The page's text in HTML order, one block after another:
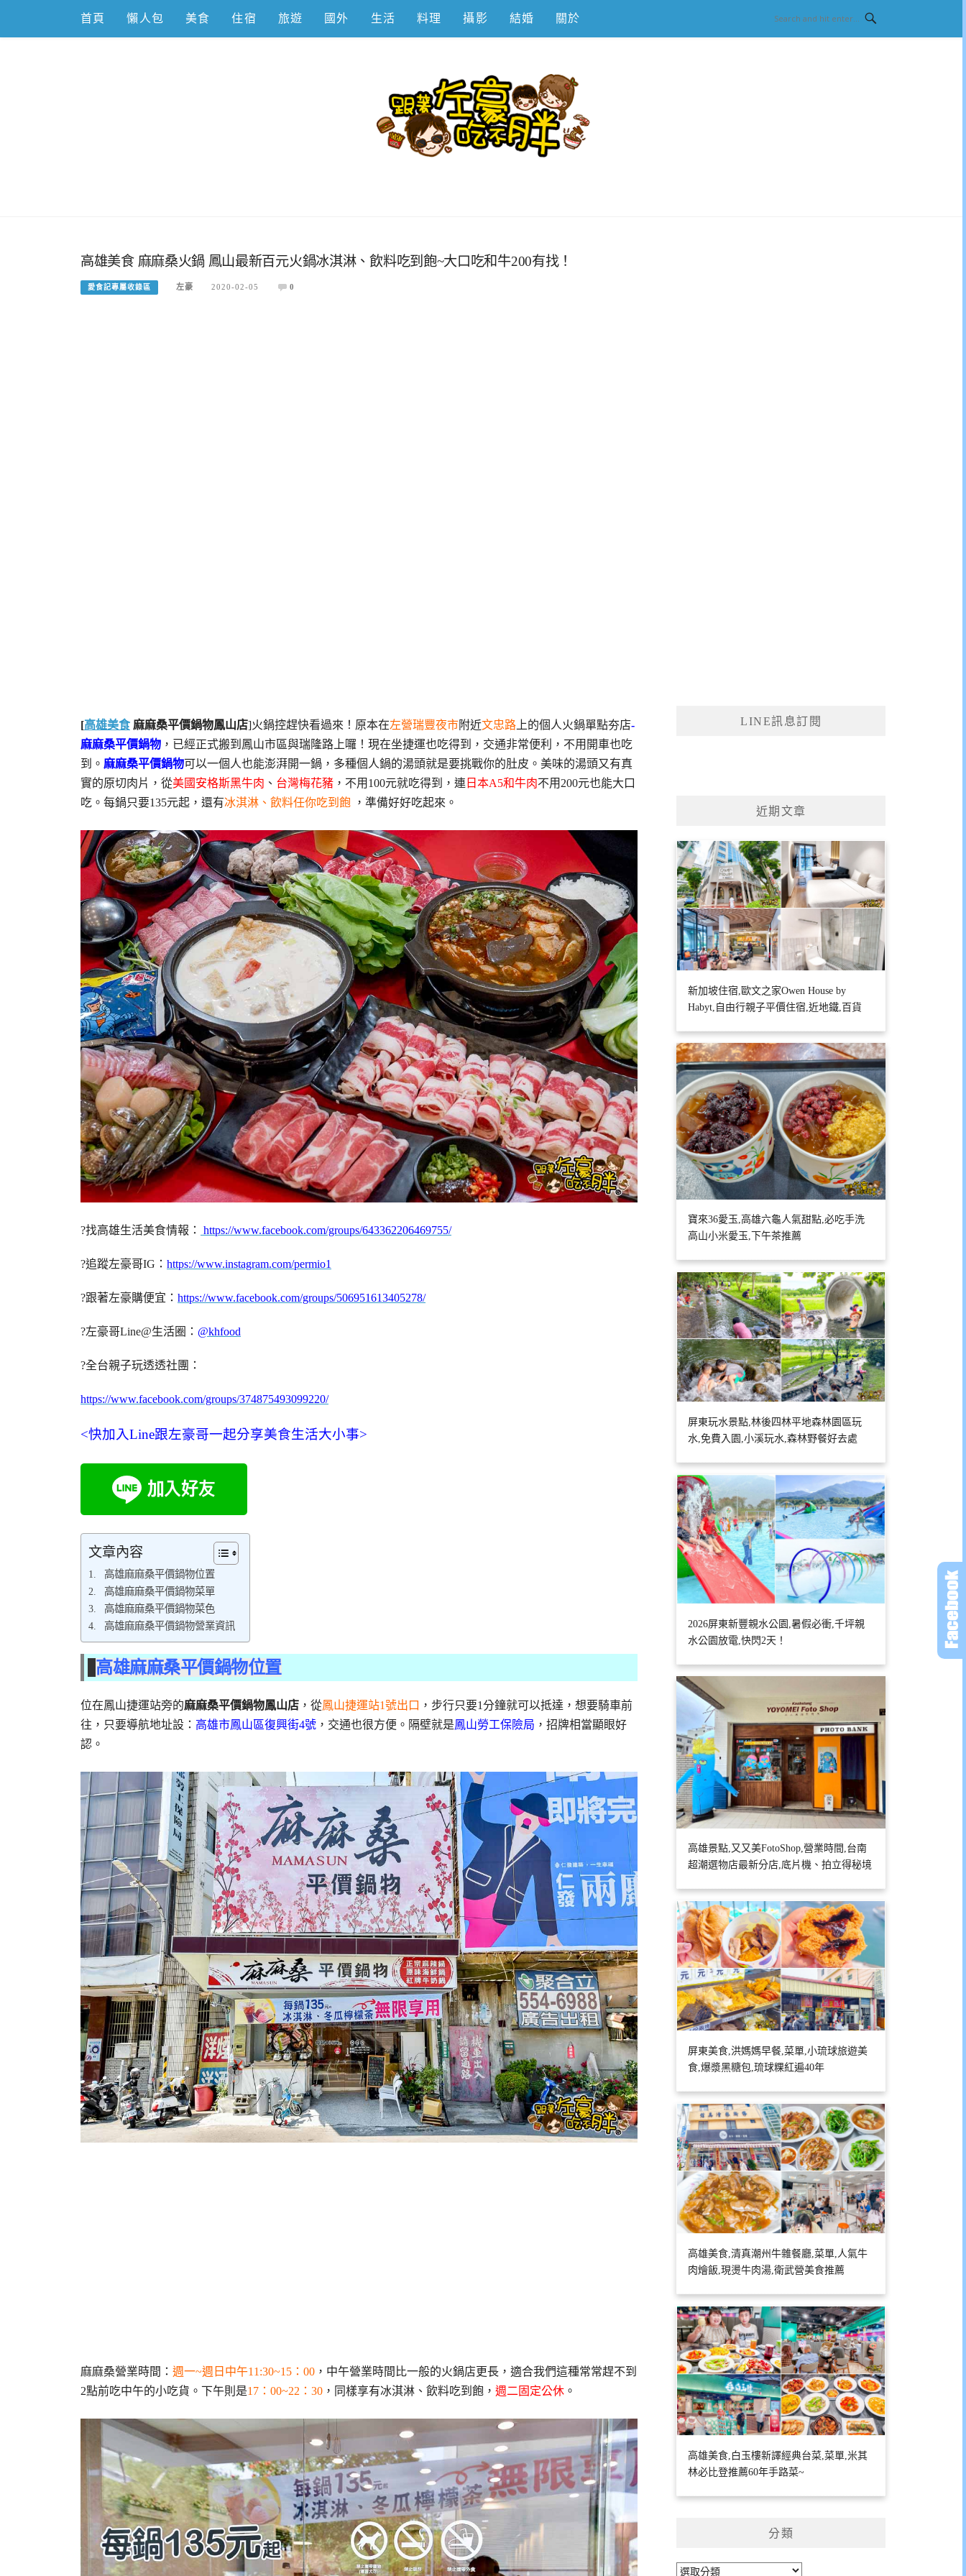
content
首頁 懶人包 美食 住宿 旅遊 國外 生活 料理 攝影 結婚 關於
高雄美食 麻麻桑火鍋 鳳山最新百元火鍋冰淇淋、飲料吃到飽~大口吃和牛200有找！
愛食記專屬收錄區 左豪 2020-02-05 0
[高雄美食麻麻桑平價鍋物鳳山店]火鍋控趕快看過來！原本在左營瑞豐夜市附近文忠路 上的個人火鍋單點夯店-
麻麻桑平價鍋物 ，已經正式搬到鳳山市區與瑞隆路上囉！現在坐捷運也吃得到，交通非常便利，不用開車也吃
到。 麻麻桑平價鍋物可以一個人也能澎湃開一鍋，多種個人鍋的湯頭就是要挑戰你的肚皮。美味的湯頭又有真
實的原切肉片，從美國安格斯黑牛肉 、 台灣梅花豬 ，不用100元就吃得到，連 日本A5和牛肉不用200元也能大口
吃。每鍋只要135元起，還有冰淇淋、飲料任你吃到飽 ，準備好好吃起來。
?找高雄生活美食情報： https://www.facebook.com/groups/643362206469755/
?追蹤左豪哥IG： https://www.instagram.com/permio1
?跟著左豪購便宜： https://www.facebook.com/groups/506951613405278/
?左豪哥Line@生活圈： @khfood
?全台親子玩透透社團：
https://www.facebook.com/groups/374875493099220/
<快加入Line跟左豪哥一起分享美食生活大小事>
文章內容
高雄麻麻桑平價鍋物位置
高雄麻麻桑平價鍋物菜單
高雄麻麻桑平價鍋物菜色
高雄麻麻桑平價鍋物營業資訊
高雄麻麻桑平價鍋物位置
位在鳳山捷運站旁的麻麻桑平價鍋物鳳山店 ，從鳳山捷運站1號出口 ，步行只要1分鐘就可以抵達，想要騎車前
往，只要導航地址設： 高雄市鳳山區復興街4號 ，交通也很方便。隔壁就是鳳山勞工保險局 ，招牌相當顯眼好
認。
麻麻桑營業時間： 週一~週日中午11:30~15：00 ，中午營業時間比一般的火鍋店更長，適合我們這種常常趕不到
2點前吃中午的小吃貨。下午則是17：00~22：30 ，同樣享有冰淇淋、飲料吃到飽， 週二固定公休 。
LINE訊息訂閱
近期文章
新加坡住宿,歐文之家Owen House by
Habyt,自由行親子平價住宿,近地鐵,百貨
寶來36愛玉,高雄六龜人氣甜點,必吃手洗
高山小米愛玉,下午茶推薦
屏東玩水景點,林後四林平地森林園區玩
水,免費入園,小溪玩水,森林野餐好去處
2026屏東新豐親水公園,暑假必衝,千坪親
水公園放電,快閃2天！
高雄景點,又又美FotoShop,營業時間,台南
超潮選物店最新分店,底片機、拍立得秘境
屏東美食,洪媽媽早餐,菜單,小琉球旅遊美
食,爆漿黑糖包,琉球粿紅遍40年
高雄美食,清真潮州牛雜餐廳,菜單,人氣牛
肉燴飯,現燙牛肉湯,衛武營美食推薦
高雄美食,白玉樓新譯經典台菜,菜單,米其
林必比登推薦60年手路菜~
分類
分